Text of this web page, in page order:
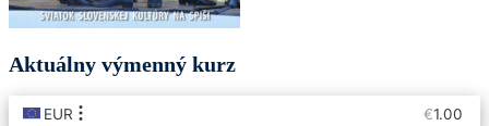
Aktuálny výmenný kurz